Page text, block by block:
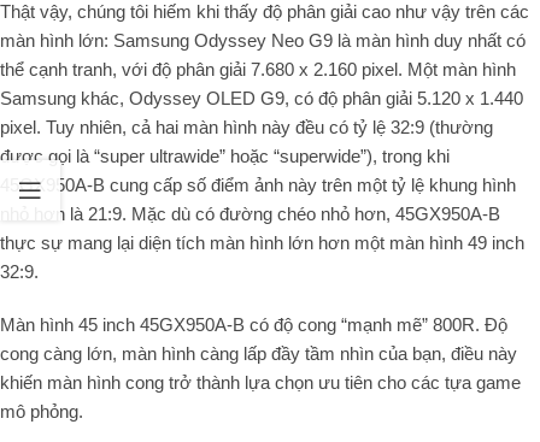
Thật vậy, chúng tôi hiếm khi thấy độ phân giải cao như vậy trên các
màn hình lớn: Samsung Odyssey Neo G9 là màn hình duy nhất có
thể cạnh tranh, với độ phân giải 7.680 x 2.160 pixel. Một màn hình
Samsung khác, Odyssey OLED G9, có độ phân giải 5.120 x 1.440
pixel. Tuy nhiên, cả hai màn hình này đều có tỷ lệ 32:9 (thường
được gọi là “super ultrawide” hoặc “superwide”), trong khi
45GX950A-B cung cấp số điểm ảnh này trên một tỷ lệ khung hình
nhỏ hơn là 21:9. Mặc dù có đường chéo nhỏ hơn, 45GX950A-B
thực sự mang lại diện tích màn hình lớn hơn một màn hình 49 inch
32:9.
Màn hình 45 inch 45GX950A-B có độ cong “mạnh mẽ” 800R. Độ
cong càng lớn, màn hình càng lấp đầy tầm nhìn của bạn, điều này
khiến màn hình cong trở thành lựa chọn ưu tiên cho các tựa game
mô phỏng.